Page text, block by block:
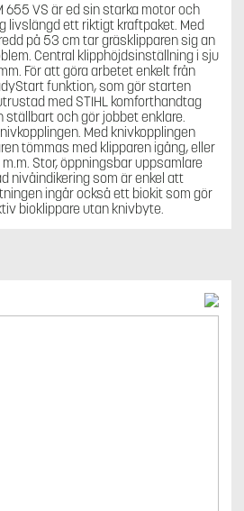
655 VS är ed sin starka motor och
livslängd ett riktigt kraftpaket. Med
på 53 cm tar gräsklipparen sig an
Central klipphöjdsinställning i sju
För att göra arbetet enkelt från
funktion, som gör starten
med STIHL komforthandtag
ställbart och gör jobbet enklare.
Med knivkopplingen
tömmas med klipparen igång, eller
Stor, öppningsbar uppsamlare
nivåindikering som är enkel att
ingår också ett biokit som gör
bioklippare utan knivbyte.